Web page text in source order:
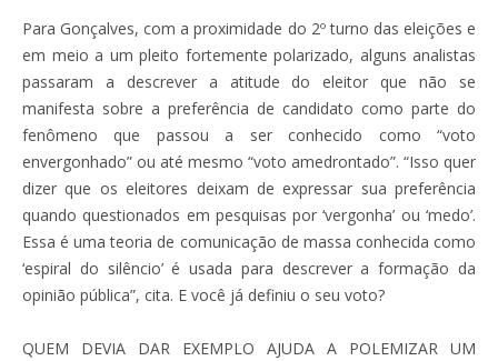
Para Gonçalves, com a proximidade do 2º turno das eleições e
em meio a um pleito fortemente polarizado, alguns analistas
passaram a descrever a atitude do eleitor que não se
manifesta sobre a preferência de candidato como parte do
fenômeno que passou a ser conhecido como “voto
envergonhado” ou até mesmo “voto amedrontado”. “Isso quer
dizer que os eleitores deixam de expressar sua preferência
quando questionados em pesquisas por ‘vergonha’ ou ‘medo’.
Essa é uma teoria de comunicação de massa conhecida como
‘espiral do silêncio’ é usada para descrever a formação da
opinião pública”, cita. E você já definiu o seu voto?
QUEM DEVIA DAR EXEMPLO AJUDA A POLEMIZAR UM